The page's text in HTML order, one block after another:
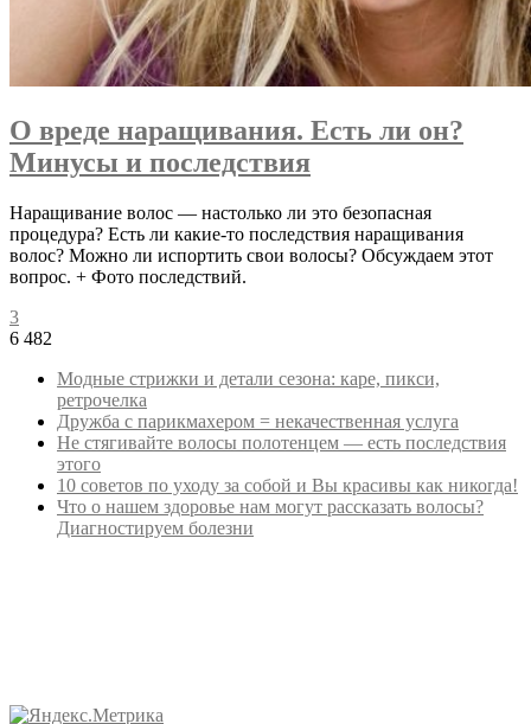
О вреде наращивания. Есть ли он?
Минусы и последствия
Наращивание волос — настолько ли это безопасная
процедура? Есть ли какие-то последствия наращивания
волос? Можно ли испортить свои волосы? Обсуждаем этот
вопрос. + Фото последствий.
3
6 482
Модные стрижки и детали сезона: каре, пикси,
ретрочелка
Дружба с парикмахером = некачественная услуга
Не стягивайте волосы полотенцем — есть последствия
этого
10 советов по уходу за собой и Вы красивы как никогда!
Что о нашем здоровье нам могут рассказать волосы?
Диагностируем болезни